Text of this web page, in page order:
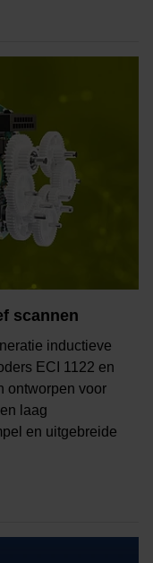
scannen
inductieve
ECI 1122 en
ontworpen voor
laag
en uitgebreide